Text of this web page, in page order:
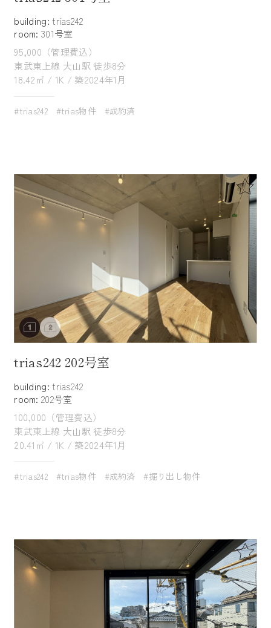
building: trias242
room: 301号室
95,000（管理費込）
東武東上線 大山駅 徒歩8分
18.42㎡ / 1K / 築2024年1月
#trias242 #trias物件 #成約済
trias242 202号室
building: trias242
room: 202号室
100,000（管理費込）
東武東上線 大山駅 徒歩8分
20.41㎡ / 1K / 築2024年1月
#trias242 #trias物件 #成約済 #掘り出し物件